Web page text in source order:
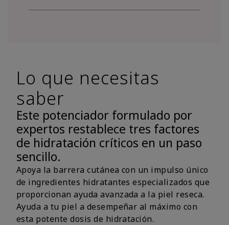
Lo que necesitas
saber
Este potenciador formulado por
expertos restablece tres factores
de hidratación críticos en un paso
sencillo.
Apoya la barrera cutánea con un impulso único
de ingredientes hidratantes especializados que
proporcionan ayuda avanzada a la piel reseca.
Ayuda a tu piel a desempeñar al máximo con
esta potente dosis de hidratación.